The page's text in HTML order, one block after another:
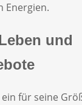
Energien.
und
für seine